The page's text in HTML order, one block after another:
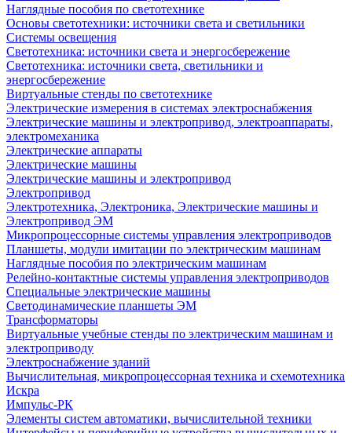
Наглядные пособия по светотехнике
Основы светотехники: источники света и светильники
Системы освещения
Светотехника: источники света и энергосбережение
Светотехника: источники света, светильники и
энергосбережение
Виртуальные стенды по светотехнике
Электрические измерения в системах электроснабжения
Электрические машины и электропривод, электроаппараты,
электромеханика
Электрические аппараты
Электрические машины
Электрические машины и электропривод
Электропривод
Электротехника, Электроника, Электрические машины и
Электропривод ЭМ
Микропроцессорные системы управления электроприводов
Планшеты, модули имитации по электрическим машинам
Наглядные пособия по электрическим машинам
Релейно-контактные системы управления электроприводов
Специальные электрические машины
Светодинамические планшеты ЭМ
Трансформаторы
Виртуальные учебные стенды по электрическим машинам и
электроприводу
Электроснабжение зданий
Вычислительная, микропроцессорная техника и схемотехника
Искра
Импульс-РК
Элементы систем автоматики, вычислительной техники